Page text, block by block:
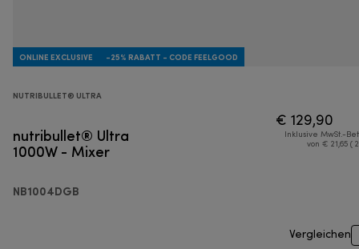
ONLINE EXCLUSIVE -25% RABATT - CODE FEELGOOD
NUTRIBULLET® ULTRA
nutribullet® Ultra
1000W - Mixer
NB1004DGB
€ 129,90
Inklusive MwSt.-
von € 21,65 (
Vergleichen